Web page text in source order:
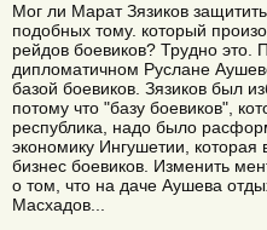
Мог ли Марат Зязиков
подобных тому. который
рейдов боевиков? Трудно это.
дипломатичном Руслане
базой боевиков. Зязиков был
потому что "базу боевиков",
республика, надо было
экономику Ингушетии,
бизнес боевиков. Изменить
о том, что на даче Аушева
Масхадов...